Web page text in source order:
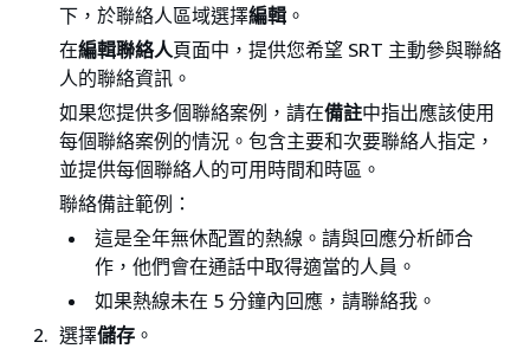
下，於聯絡人區域選擇編輯 。
在編輯聯絡人頁面中，提供您希望 SRT 主動參與聯絡
人的聯絡資訊。
如果您提供多個聯絡案例，請在備註中指出應該使用
每個聯絡案例的情況。包含主要和次要聯絡人指定，
並提供每個聯絡人的可用時間和時區。
聯絡備註範例：
這是全年無休配置的熱線。請與回應分析師合
作，他們會在通話中取得適當的人員。
如果熱線未在 5 分鐘內回應，請聯絡我。
選擇儲存 。